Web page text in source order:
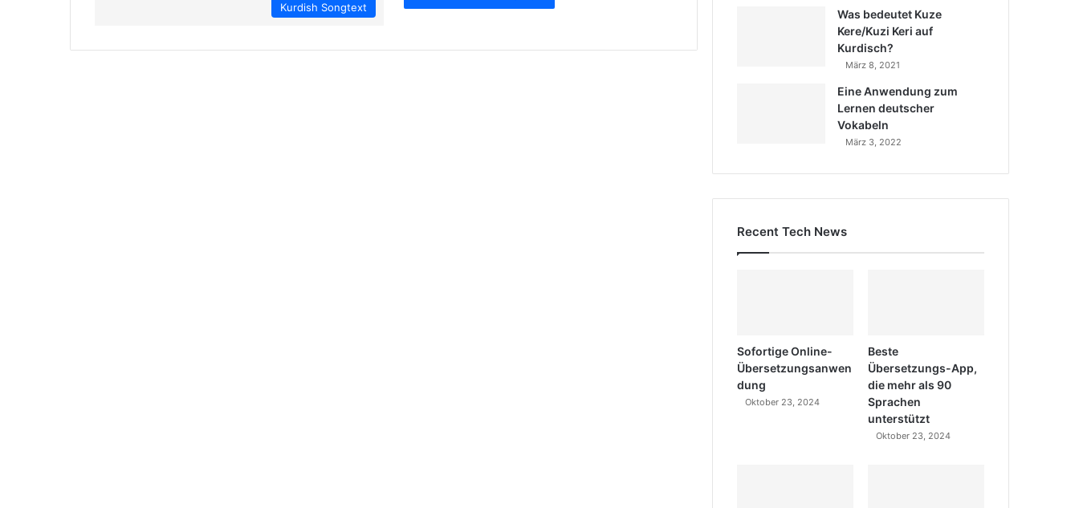
Kurdish Songtext
Was bedeutet Kuze
Kere/Kuzi Keri auf
Kurdisch?
März 8, 2021
Eine Anwendung zum
Lernen deutscher
Vokabeln
März 3, 2022
Recent Tech News
Sofortige Online-
Übersetzungsanwen
dung
Oktober 23, 2024
Beste
Übersetzungs-App,
die mehr als 90
Sprachen
unterstützt
Oktober 23, 2024